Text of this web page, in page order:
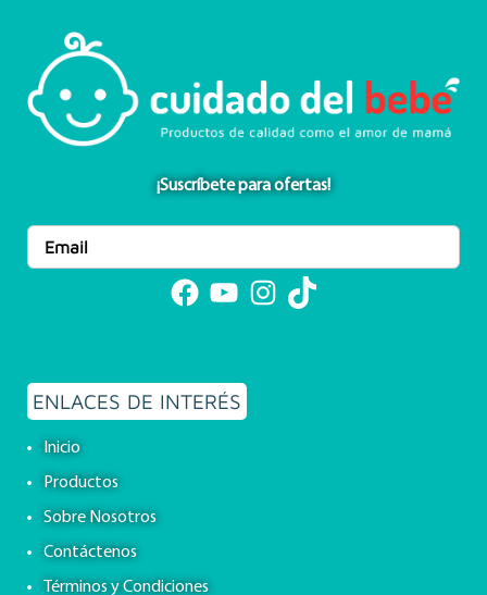
¡Suscríbete para ofertas!
Facebook
YouTube
Instagram
TikTok
ENLACES DE INTERÉS
Inicio
Productos
Sobre Nosotros
Contáctenos
Términos y Condiciones